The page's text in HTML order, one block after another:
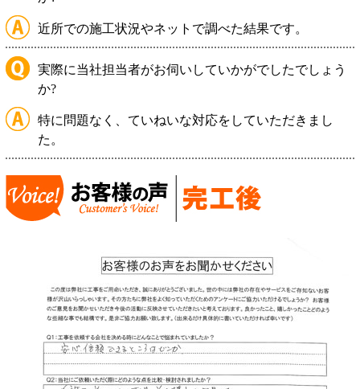
近所での施工状況やネットで調べた結果です。
実際に当社担当者がお伺いしていかがでしたでしょう
か?
特に問題なく、ていねいな対応をしていただきまし
た。